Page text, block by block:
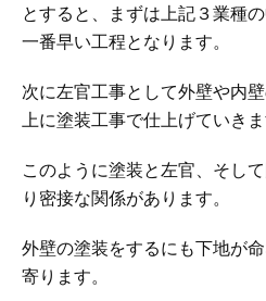
とすると、まずは上記３業種
一番早い工程となります。
次に左官工事として外壁や内
上に塗装工事で仕上げていきま
このように塗装と左官、そし
り密接な関係があります。
外壁の塗装をするにも下地が
寄ります。